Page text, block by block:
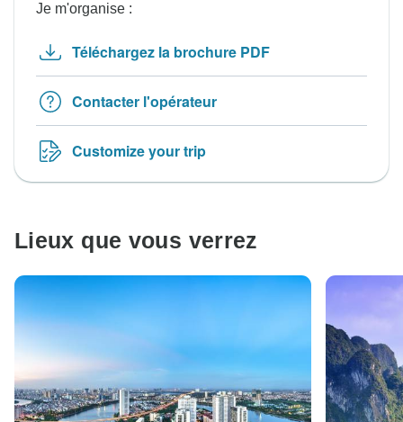
Je m'organise :
Téléchargez la brochure PDF
Contacter l'opérateur
Customize your trip
Lieux que vous verrez